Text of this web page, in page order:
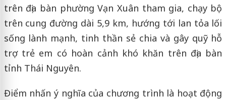
trên địa bàn phường Vạn Xuân tham gia, chạy bộ
trên cung đường dài 5,9 km, hướng tới lan tỏa lối
sống lành mạnh, tinh thần sẻ chia và gây quỹ hỗ
trợ trẻ em có hoàn cảnh khó khăn trên địa bàn
tỉnh Thái Nguyên.
Điểm nhấn ý nghĩa của chương trình là hoạt động